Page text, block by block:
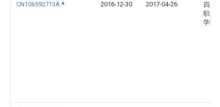
CN106592713A * 2016-12-30 2017-04-26
四川
职业
学院